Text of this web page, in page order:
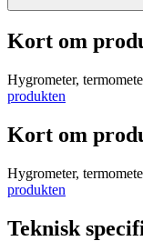
Kort om
Hygrometer,
produkten
Kort om
Hygrometer,
produkten
Teknisk